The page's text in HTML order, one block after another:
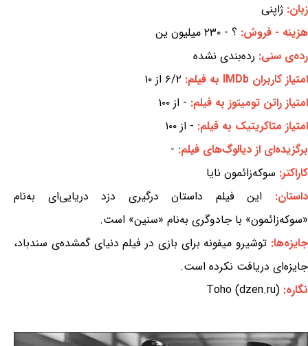
زبان: ژاپنی
هزینه - فروش: ؟ - ۲۳۰ میلیون ین
رده‌ی سنی: رده‌بندی نشده
امتیاز کاربران IMDb به فیلم:
۶/۲ از ۱۰
امتیاز راتن تومیتوز به فیلم: - از ۱۰۰
امتیاز متاکریتیک به فیلم: - از ۱۰۰
برگزیده‌ای از دیالوگ‌های فیلم: -
کاراکتر: سوکه‌زائمون نایا
داستان: این فیلم داستان درگیری دزد دریایی‌ای به‌نام
«سوکه‌زائمون» با جادوگری به‌نام «سنین» است.
جایزه‌ها: توشیرو میفونه برای بازی در فیلم دنیای گمشده‌ی سندباد،
جایزه‌ای دریافت نکرده است.
نگاره: Toho (dzen.ru)